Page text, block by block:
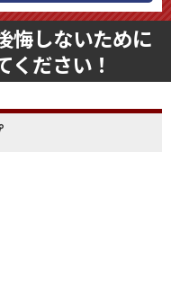
悔しないために
ください！